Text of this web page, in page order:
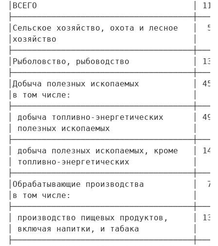
│ВСЕГО                                │ 11,6│
│Сельское хозяйство, охота и лесное
│хозяйство                            │
│Рыболовство, рыбоводство             │
│Добыча полезных ископаемых           │
│в том числе:                         │
│ добыча топливно-энергетических      │
│ полезных ископаемых
│ добыча полезных ископаемых, кроме   │
│ топливно-энергетических
│Обрабатывающие производства          │
│в том числе:                         │
│ производство пищевых продуктов,     │
│ включая напитки, и табака